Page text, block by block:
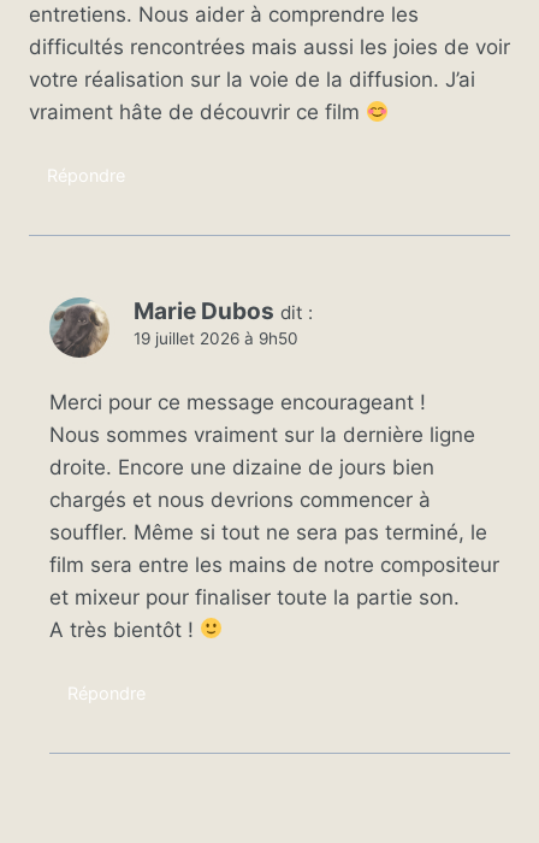
entretiens. Nous aider à comprendre les
difficultés rencontrées mais aussi les joies de voir
votre réalisation sur la voie de la diffusion. J’ai
vraiment hâte de découvrir ce film
Répondre
Marie Dubos dit :
19 juillet 2026 à 9h50
Merci pour ce message encourageant !
Nous sommes vraiment sur la dernière ligne
droite. Encore une dizaine de jours bien
chargés et nous devrions commencer à
souffler. Même si tout ne sera pas terminé, le
film sera entre les mains de notre compositeur
et mixeur pour finaliser toute la partie son.
A très bientôt !
Répondre